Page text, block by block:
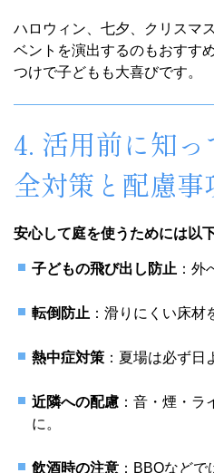
ハロウィン、七夕、クリスマ
ベントを演出するのもおすす
つけで子どもも大喜びです。
4. 活用前に知
全対策と配慮事
安心して庭を使うためには以
子どもの飛び出し防止 ：外
転倒防止 ：滑りにくい床材
熱中症対策 ：夏場は必ず日
近隣への配慮 ：音・煙・ラ
に。
飲酒時の注意 ：BBQなどで